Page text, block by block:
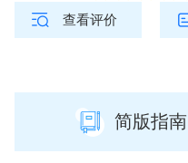
查看评价
简版指南